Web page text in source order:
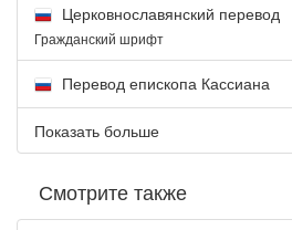
Церковнославянский перевод
Гражданский шрифт
Перевод епископа Кассиана
Показать больше
Смотрите также